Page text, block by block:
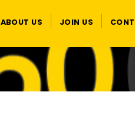
ABOUT US JOIN US